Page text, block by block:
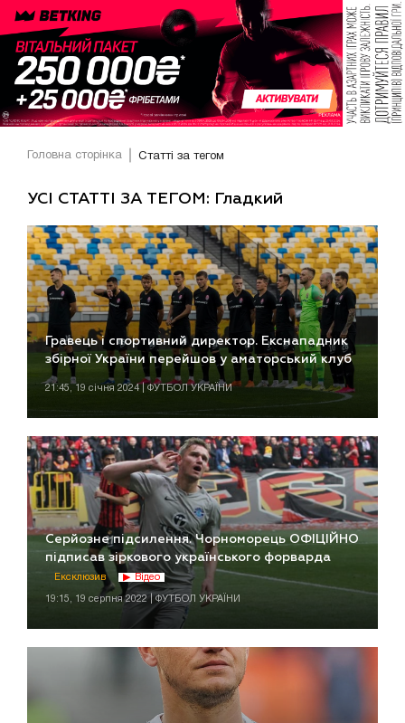
Головна сторінка Статті за тегом
УСІ СТАТТІ ЗА ТЕГОМ: Гладкий
Гравець і спортивний директор. Екснападник
збірної України перейшов у аматорський клуб
21:45, 19 січня 2024 | ФУТБОЛ УКРАЇНИ
Серйозне підсилення. Чорноморець ОФІЦІЙНО
підписав зіркового українського форварда
Ексклюзив Відео
19:15, 19 серпня 2022 | ФУТБОЛ УКРАЇНИ